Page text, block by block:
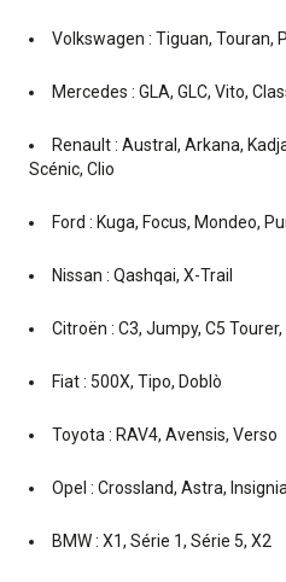
Volkswagen : Tiguan, Touran,
Mercedes : GLA, GLC, Vito,
Renault : Austral, Arkana,
Scénic, Clio
Ford : Kuga, Focus, Mondeo,
Nissan : Qashqai, X-Trail
Citroën : C3, Jumpy, C5
Fiat : 500X, Tipo, Doblò
Toyota : RAV4, Avensis, Verso
Opel : Crossland, Astra,
BMW : X1, Série 1, Série 5, X2